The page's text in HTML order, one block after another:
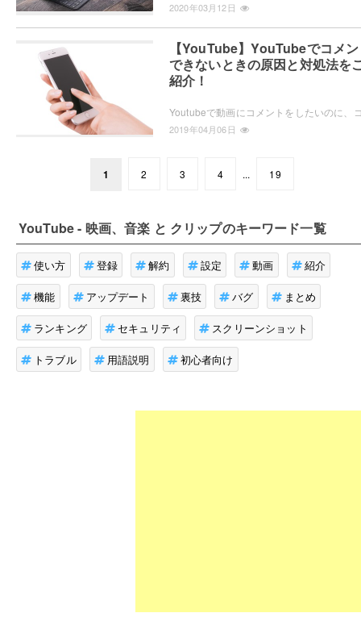
2020年03月12日
【YouTube】YouTubeでコメ
できないときの原因と対処法を
紹介！
2019年04月06日
1 2 3 4 ... 19
YouTube - 映画、音楽 と クリップのキーワード一覧
使い方 登録 解約 設定 動画 紹介
機能 アップデート 裏技 バグ まとめ
ランキング セキュリティ スクリーンショット
トラブル 用語説明 初心者向け